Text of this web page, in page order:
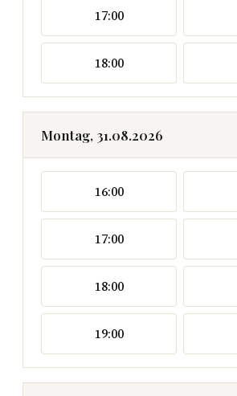
17:00
18:00
Montag, 31.08.2026
16:00
17:00
18:00
19:00